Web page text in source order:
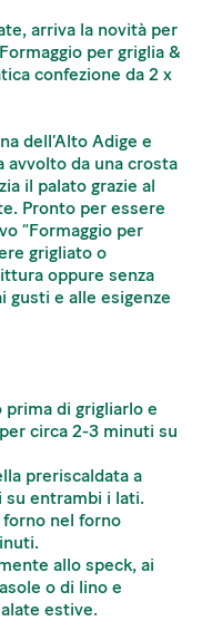
arriva la novità per
per griglia &
confezione da 2 x
dell’Alto Adige e
avvolto da una crosta
il palato grazie al
Pronto per essere
“Formaggio per
grigliato o
oppure senza
gusti e alle esigenze
di grigliarlo e
circa 2-3 minuti su
preriscaldata a
su entrambi i lati.
forno nel forno
allo speck, ai
o di lino e
estive.